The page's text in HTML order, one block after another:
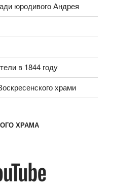
юродивого Андрея
в 1844 году
храми
ХРАМА